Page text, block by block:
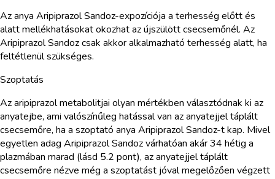
Az anya Aripiprazol Sandoz-expozíciója a terhesség előtt és
alatt mellékhatásokat okozhat az újszülött csecsemőnél. Az
Aripiprazol Sandoz csak akkor alkalmazható terhesség alatt, ha
feltétlenül szükséges.
Szoptatás
Az aripiprazol metabolitjai olyan mértékben választódnak ki az
anyatejbe, ami valószínűleg hatással van az anyatejjel táplált
csecsemőre, ha a szoptató anya Aripiprazol Sandoz-t kap. Mivel
egyetlen adag Aripiprazol Sandoz várhatóan akár 34 hétig a
plazmában marad (lásd 5.2 pont), az anyatejjel táplált
csecsemőre nézve még a szoptatást jóval megelőzően végzett